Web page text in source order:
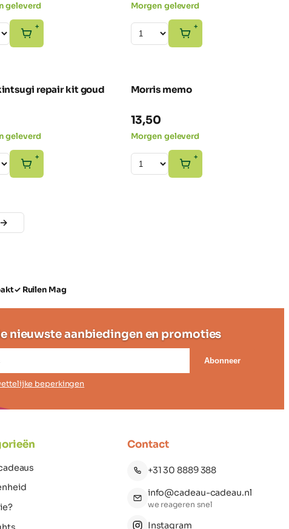
geleverd
+
Morgen geleverd
+
IN NRC repair kit goud
geleverd
+
Morris memo
13,50
Morgen geleverd
+
→
✓ Ruilen Mag
nieuwste aanbiedingen en promoties
Abonneer
beperkingen
Contact
+31 30 8889 388
info@cadeau-cadeau.nl
we reageren snel
Instagram